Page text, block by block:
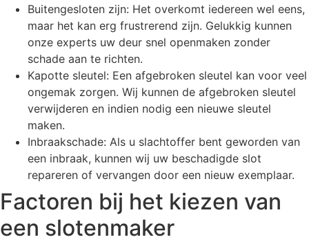
Buitengesloten zijn: Het overkomt iedereen wel eens,
maar het kan erg frustrerend zijn. Gelukkig kunnen
onze experts uw deur snel openmaken zonder
schade aan te richten.
Kapotte sleutel: Een afgebroken sleutel kan voor veel
ongemak zorgen. Wij kunnen de afgebroken sleutel
verwijderen en indien nodig een nieuwe sleutel
maken.
Inbraakschade: Als u slachtoffer bent geworden van
een inbraak, kunnen wij uw beschadigde slot
repareren of vervangen door een nieuw exemplaar.
Factoren bij het kiezen van
een slotenmaker